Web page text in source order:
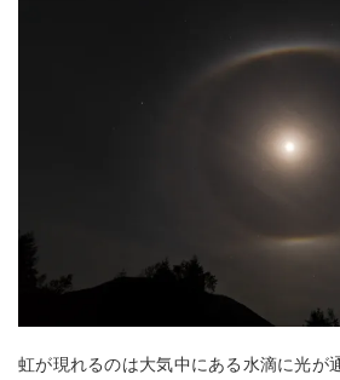
虹が現れるのは大気中にある水滴に光が